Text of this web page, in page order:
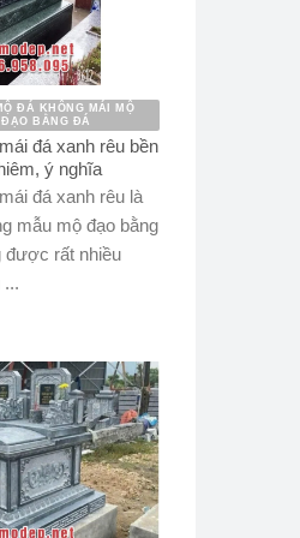
ĐÁ KHÔNG MÁI MỘ
BẰNG ĐÁ
đá xanh rêu bền
ý nghĩa
đá xanh rêu là
mẫu mộ đạo bằng
được rất nhiều
...